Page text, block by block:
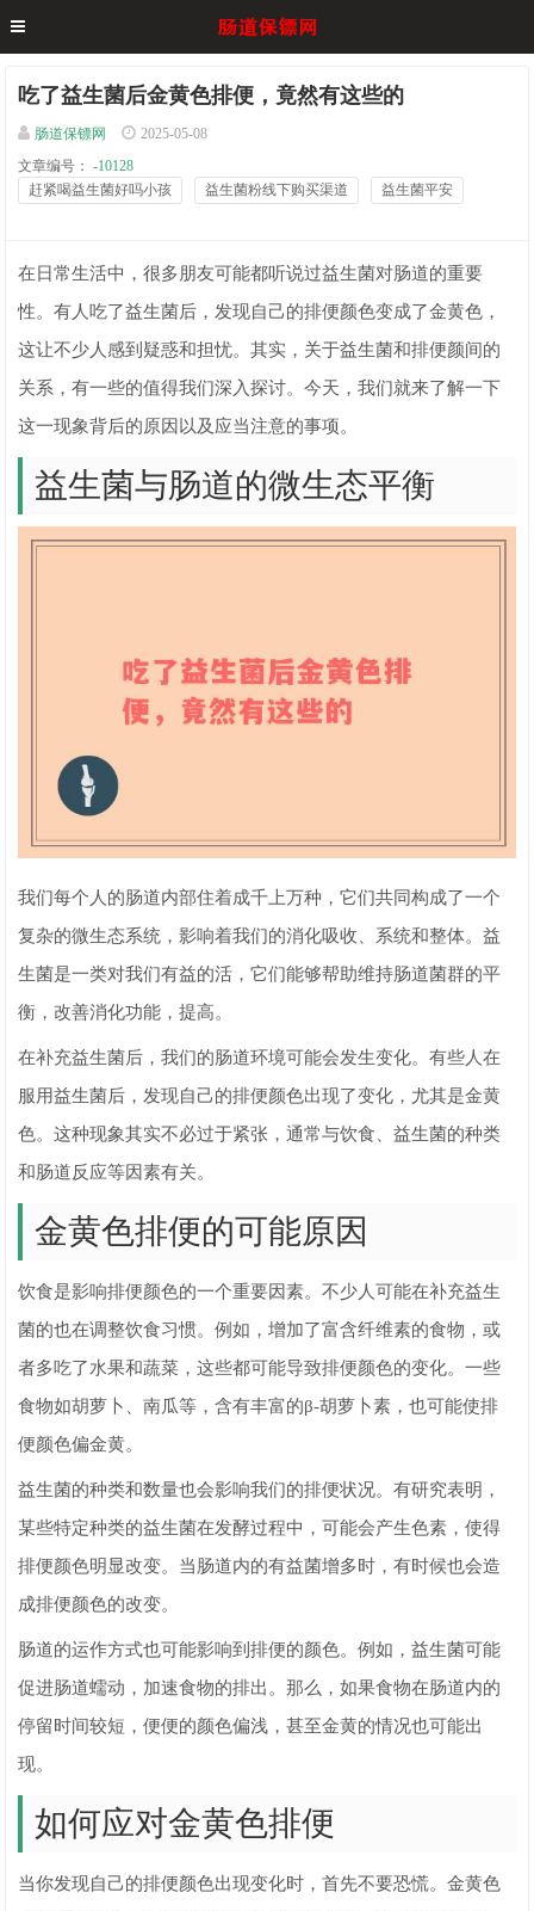
吃了益生菌后金黄色排便，竟然有这些的
肠道保镖网
2025-05-08
文章编号：
-10128
赶紧喝益生菌好吗小孩
益生菌粉线下购买渠道 益生菌平安
在日常生活中，很多朋友可能都听说过益生菌对肠道的重要
性。有人吃了益生菌后，发现自己的排便颜色变成了金黄色，
这让不少人感到疑惑和担忧。其实，关于益生菌和排便颜间的
关系，有一些的值得我们深入探讨。今天，我们就来了解一下
这一现象背后的原因以及应当注意的事项。
益生菌与肠道的微生态平衡
我们每个人的肠道内部住着成千上万种，它们共同构成了一个
复杂的微生态系统，影响着我们的消化吸收、系统和整体。益
生菌是一类对我们有益的活，它们能够帮助维持肠道菌群的平
衡，改善消化功能，提高。
在补充益生菌后，我们的肠道环境可能会发生变化。有些人在
服用益生菌后，发现自己的排便颜色出现了变化，尤其是金黄
色。这种现象其实不必过于紧张，通常与饮食、益生菌的种类
和肠道反应等因素有关。
金黄色排便的可能原因
饮食是影响排便颜色的一个重要因素。不少人可能在补充益生
菌的也在调整饮食习惯。例如，增加了富含纤维素的食物，或
者多吃了水果和蔬菜，这些都可能导致排便颜色的变化。一些
食物如胡萝卜、南瓜等，含有丰富的β-胡萝卜素，也可能使排
便颜色偏金黄。
益生菌的种类和数量也会影响我们的排便状况。有研究表明，
某些特定种类的益生菌在发酵过程中，可能会产生色素，使得
排便颜色明显改变。当肠道内的有益菌增多时，有时候也会造
成排便颜色的改变。
肠道的运作方式也可能影响到排便的颜色。例如，益生菌可能
促进肠道蠕动，加速食物的排出。那么，如果食物在肠道内的
停留时间较短，便便的颜色偏浅，甚至金黄的情况也可能出
现。
如何应对金黄色排便
当你发现自己的排便颜色出现变化时，首先不要恐慌。金黄色